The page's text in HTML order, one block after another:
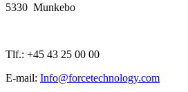
5330 Munkebo
Tlf.: +45 43 25 00 00
E-mail: Info@forcetechnology.com